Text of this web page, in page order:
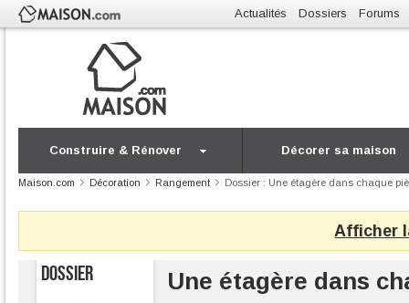
Actualités Dossiers Forums
Construire & Rénover Décorer sa maison
Maison.com Décoration Rangement Dossier : Une étagère dans chaque
Afficher
DOSSIER Une étagère dans